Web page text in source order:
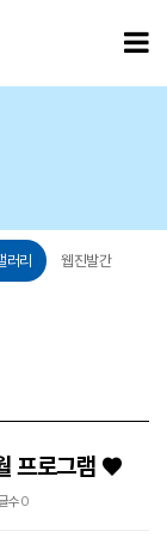
러리 웹진발간
프로그램 ♥
수0